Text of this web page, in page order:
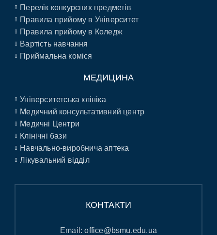
Перелік конкурсних предметів
Правила прийому в Університет
Правила прийому в Коледж
Вартість навчання
Приймальна коміся
МЕДИЦИНА
Університетська клініка
Медичний консультативний центр
Медичні Центри
Клінічні бази
Навчально-виробнича аптека
Лікувальний відділ
КОНТАКТИ
Email:office@bsmu.edu.ua